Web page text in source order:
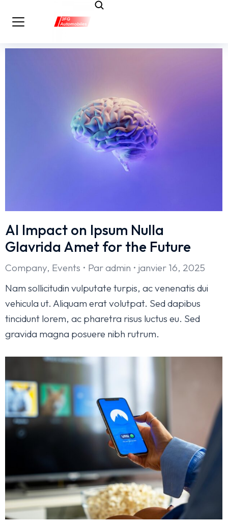
AI Impact on Ipsum Nulla
Glavrida Amet for the Future
Company, Events Paradmin
janvier 16, 2025
Nam sollicitudin vulputate turpis, ac venenatis dui
vehicula ut. Aliquam erat volutpat. Sed dapibus
tincidunt lorem, ac pharetra risus luctus eu. Sed
gravida magna posuere nibh rutrum.